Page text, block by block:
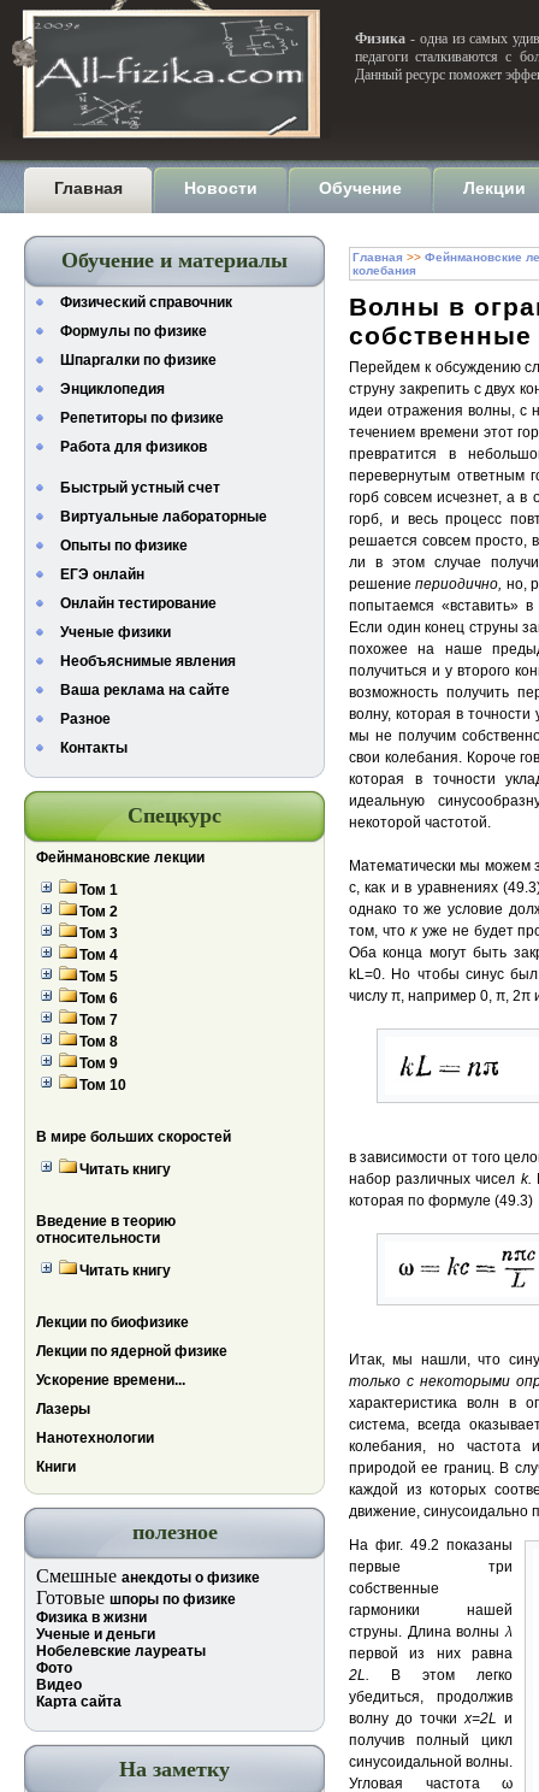
Физика - одна из самых
педагоги сталкиваются с
Данный ресурс поможет
Главная Новости Обучение Лекции
Обучение и материалы
Физический справочник
Формулы по физике
Шпаргалки по физике
Энциклопедия
Репетиторы по физике
Работа для физиков
Быстрый устный счет
Виртуальные лабораторные
Опыты по физике
ЕГЭ онлайн
Онлайн тестирование
Ученые физики
Необъяснимые явления
Ваша реклама на сайте
Разное
Контакты
Спецкурс
Фейнмановские лекции
Том 1
Том 2
Том 3
Том 4
Том 5
Том 6
Том 7
Том 8
Том 9
Том 10
В мире больших скоростей
Читать книгу
Введение в теорию
относительности
Читать книгу
Лекции по биофизике
Лекции по ядерной физике
Ускорение времени...
Лазеры
Нанотехнологии
Книги
полезное
Смешные анекдоты о физике
Готовые шпоры по физике
Физика в жизни
Ученые и деньги
Нобелевские лауреаты
Фото
Видео
Карта сайта
На заметку
Главная >> Фейнмановские
колебания
Волны в
собственные
Перейдем к обсуждению
струну закрепить с двух
идеи отражения волны, с
течением времени этот
превратится в
перевернутым ответным
горб совсем исчезнет, а
горб, и весь процесс
решается совсем просто,
ли в этом случае
решениепериодично, но,
попытаемся «вставить»
Если один конец струны
похожее на наше
получиться и у второго
возможность получить
волну, которая в
мы не получим
свои колебания. Короче
которая в точности
идеальную
некоторой частотой.
Математически мы можем
с, как и в уравнениях
однако то же условие
том, что к уже не будет
Оба конца могут быть
kL=0. Но чтобы синус
числу π, например 0, π, 2π
в зависимости от того
набор различных чисел k.
которая по формуле (49.3)
Итак, мы нашли, что
только с некоторыми
характеристика волн в
система, всегда
колебания, но частота
природой ее границ. В
каждой из которых
движение, синусоидально
На фиг. 49.2 показаны
первые три
собственные
гармоники нашей
струны. Длина волныλ
первой из них равна
2L.
В этом легко
убедиться, продолжив
волну до точкиx=2L и
получив полный цикл
синусоидальной волны.
Угловая частота ω